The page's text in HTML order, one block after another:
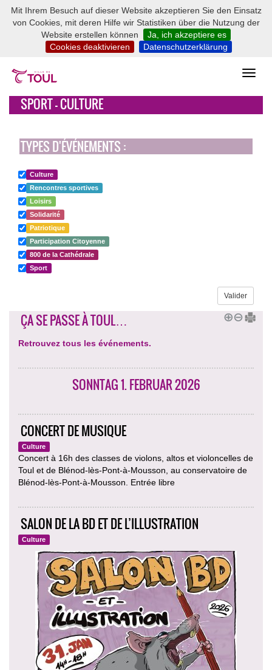
Mit Ihrem Besuch auf dieser Website akzeptieren Sie den Einsatz
von Cookies, mit deren Hilfe wir Statistiken über die Nutzung der
Website erstellen können
Ja, ich akzeptiere es
Cookies deaktivieren
Datenschutzerklärung
SPORT - CULTURE
TYPES D'ÉVÉNEMENTS :
Culture
Rencontres sportives
Loisirs
Solidarité
Patriotique
Participation Citoyenne
800 de la Cathédrale
Sport
ÇA SE PASSE À TOUL…
Retrouvez tous les événements.
SONNTAG 1. FEBRUAR 2026
CONCERT DE MUSIQUE
Culture
Concert à 16h des classes de violons, altos et violoncelles de
Toul et de Blénod-lès-Pont-à-Mousson, au conservatoire de
Blénod-lès-Pont-à-Mousson. Entrée libre
SALON DE LA BD ET DE L’ILLUSTRATION
Culture